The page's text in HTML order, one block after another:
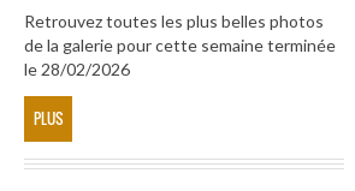
Retrouvez toutes les plus belles photos
de la galerie pour cette semaine terminée
le 28/02/2026
PLUS